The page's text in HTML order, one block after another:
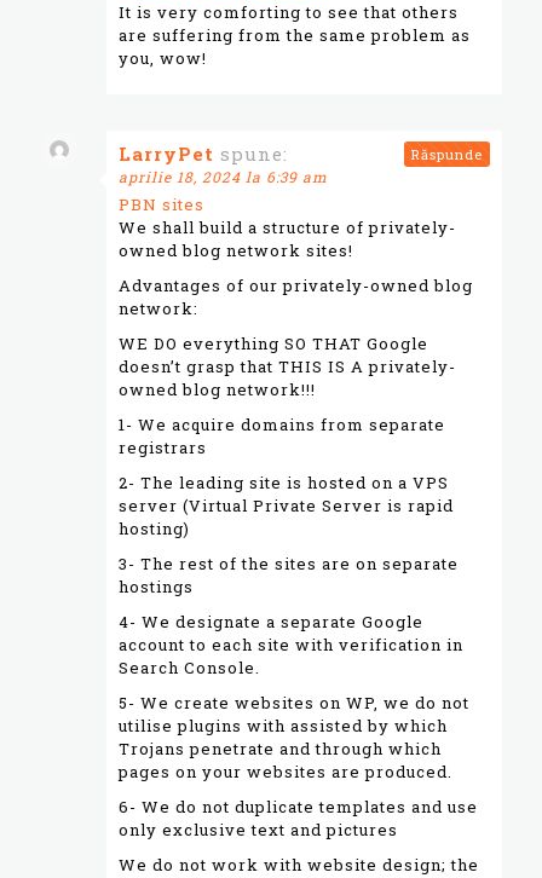
It is very comforting to see that others
are suffering from the same problem as
you, wow!
LarryPet spune:
aprilie 18, 2024 la 6:39 am
PBN sites
We shall build a structure of privately-
owned blog network sites!
Advantages of our privately-owned blog
network:
WE DO everything SO THAT Google
doesn’t grasp that THIS IS A privately-
owned blog network!!!
1- We acquire domains from separate
registrars
2- The leading site is hosted on a VPS
server (Virtual Private Server is rapid
hosting)
3- The rest of the sites are on separate
hostings
4- We designate a separate Google
account to each site with verification in
Search Console.
5- We create websites on WP, we do not
utilise plugins with assisted by which
Trojans penetrate and through which
pages on your websites are produced.
6- We do not duplicate templates and use
only exclusive text and pictures
We do not work with website design; the
Răspunde